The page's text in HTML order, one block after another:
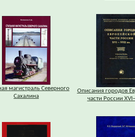
магистраль Северного
Сахалина
Описания городов
части России